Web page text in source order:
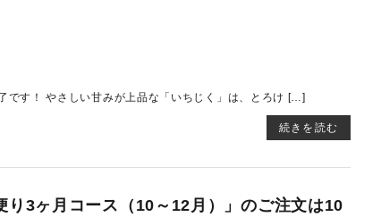
です！ やさしい甘みが上品な「いちじく」は、とろけ […]
続きを読む
り3ヶ月コース（10～12月）」のご注文は10